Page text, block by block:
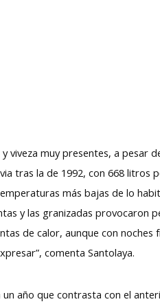
viveza muy presentes, a pesar
tras la de 1992, con 668
más bajas de lo
y las granizadas provocaron
de calor, aunque con noches
comenta Santolaya.
año que contrasta con el